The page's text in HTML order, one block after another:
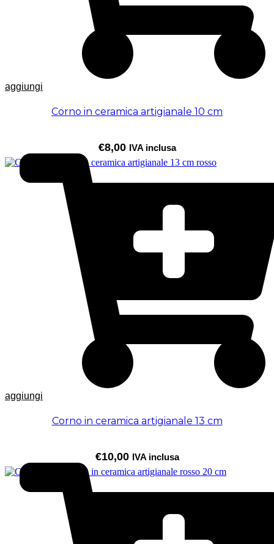
aggiungi
Corno in ceramica artigianale 10 cm
€8,00 IVA inclusa
aggiungi
Corno in ceramica artigianale 13 cm
€10,00 IVA inclusa